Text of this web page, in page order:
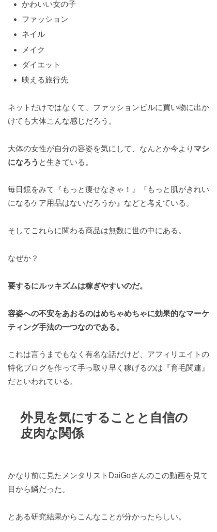
かわいい女の子
ファッション
ネイル
メイク
ダイエット
映える旅行先
ネットだけではなくて、ファッションビルに買い物に出か
けても大体こんな感じだろう。
大体の女性が自分の容姿を気にして、なんとか今より マシ
になろう と生きている。
毎日鏡をみて『もっと痩せなきゃ！』『もっと肌がきれい
になるケア用品はないだろうか』などと考えている。
そしてこれらに関わる商品は無数に世の中にある。
なぜか？
要するにルッキズムは稼ぎやすいのだ。
容姿への不安をあおるのはめちゃめちゃに効果的なマーケ
ティング手法の一つなのである。
これは言うまでもなく有名な話だけど、アフィリエイトの
特化ブログを作って手っ取り早く稼げるのは『育毛関連』
だといわれている。
外見を気にすることと自信の
皮肉な関係
かなり前に見たメンタリストDaiGoさんのこの動画を見て
目から鱗だった。
とある研究結果からこんなことが分かったらしい。